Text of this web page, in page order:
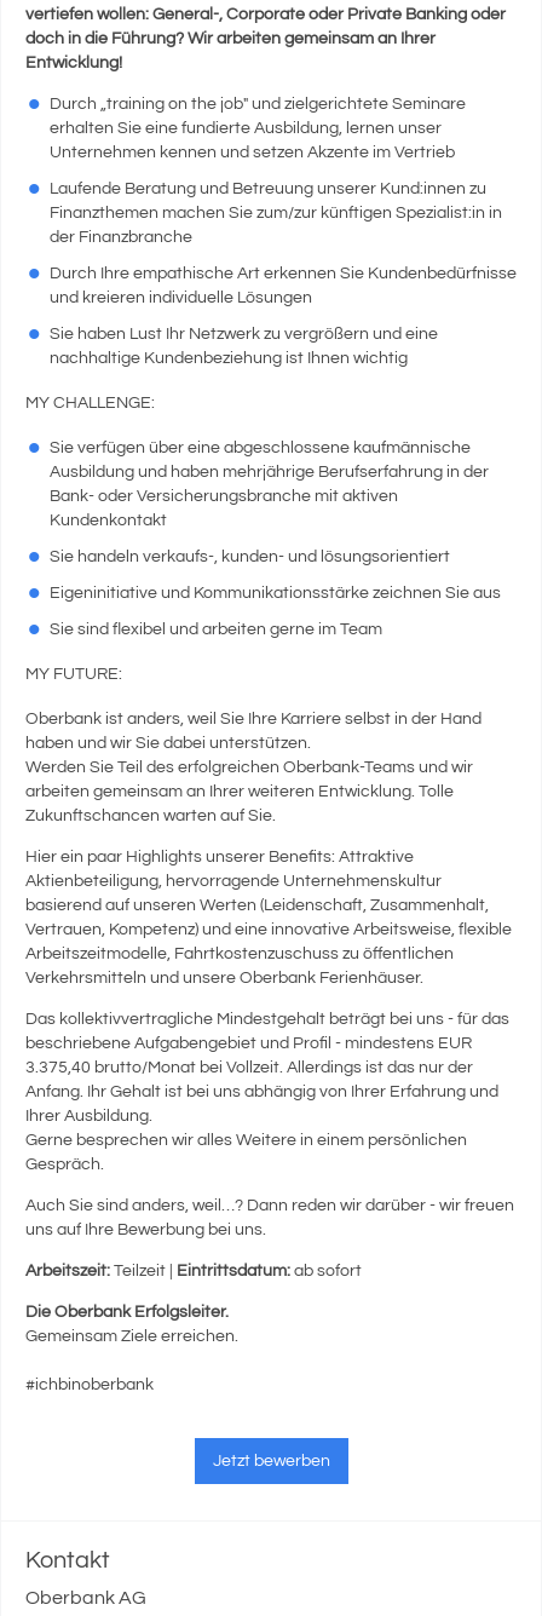
vertiefen wollen: General-, Corporate oder Private Banking oder
doch in die Führung? Wir arbeiten gemeinsam an Ihrer
Entwicklung!
Durch „training on the job" und zielgerichtete Seminare
erhalten Sie eine fundierte Ausbildung, lernen unser
Unternehmen kennen und setzen Akzente im Vertrieb
Laufende Beratung und Betreuung unserer Kund:innen zu
Finanzthemen machen Sie zum/zur künftigen Spezialist:in in
der Finanzbranche
Durch Ihre empathische Art erkennen Sie Kundenbedürfnisse
und kreieren individuelle Lösungen
Sie haben Lust Ihr Netzwerk zu vergrößern und eine
nachhaltige Kundenbeziehung ist Ihnen wichtig
MY CHALLENGE:
Sie verfügen über eine abgeschlossene kaufmännische
Ausbildung und haben mehrjährige Berufserfahrung in der
Bank- oder Versicherungsbranche mit aktiven
Kundenkontakt
Sie handeln verkaufs-, kunden- und lösungsorientiert
Eigeninitiative und Kommunikationsstärke zeichnen Sie aus
Sie sind flexibel und arbeiten gerne im Team
MY FUTURE:
Oberbank ist anders, weil Sie Ihre Karriere selbst in der Hand
haben und wir Sie dabei unterstützen.
Werden Sie Teil des erfolgreichen Oberbank-Teams und wir
arbeiten gemeinsam an Ihrer weiteren Entwicklung. Tolle
Zukunftschancen warten auf Sie.
Hier ein paar Highlights unserer Benefits: Attraktive
Aktienbeteiligung, hervorragende Unternehmenskultur
basierend auf unseren Werten (Leidenschaft, Zusammenhalt,
Vertrauen, Kompetenz) und eine innovative Arbeitsweise, flexible
Arbeitszeitmodelle, Fahrtkostenzuschuss zu öffentlichen
Verkehrsmitteln und unsere Oberbank Ferienhäuser.
Das kollektivvertragliche Mindestgehalt beträgt bei uns - für das
beschriebene Aufgabengebiet und Profil - mindestens EUR
3.375,40 brutto/Monat bei Vollzeit. Allerdings ist das nur der
Anfang. Ihr Gehalt ist bei uns abhängig von Ihrer Erfahrung und
Ihrer Ausbildung.
Gerne besprechen wir alles Weitere in einem persönlichen
Gespräch.
Auch Sie sind anders, weil…? Dann reden wir darüber - wir freuen
uns auf Ihre Bewerbung bei uns.
Arbeitszeit: Teilzeit | Eintrittsdatum: ab sofort
Die Oberbank Erfolgsleiter.
Gemeinsam Ziele erreichen.
#ichbinoberbank
Jetzt bewerben
Kontakt
Oberbank AG